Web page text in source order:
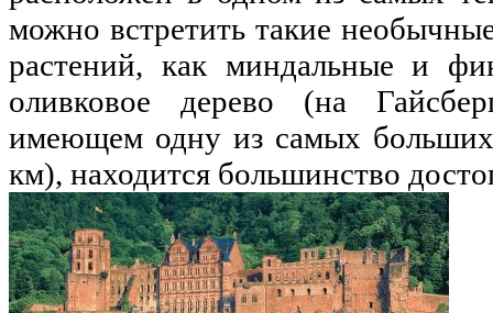
можно встретить такие
растений, как миндальные и
оливковое дерево (на
имеющем одну из самых
км), находится большинство